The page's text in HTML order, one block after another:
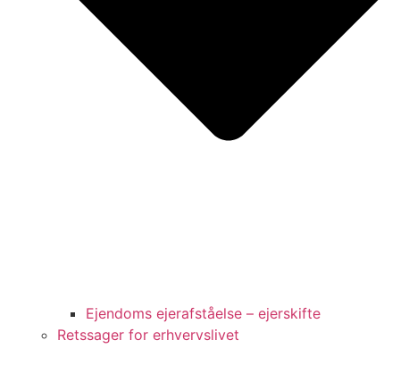
Ejendoms ejerafståelse – ejerskifte
Retssager for erhvervslivet